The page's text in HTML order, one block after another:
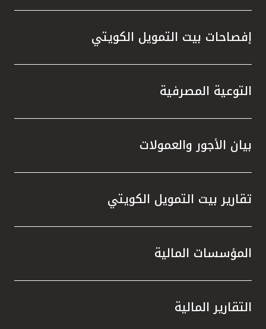
إفصاحات بيت التمويل الكويتي
التوعية المصرفية
بيان الأجور والعمولات
تقارير بيت التمويل الكويتي
المؤسسات المالية
التقارير المالية